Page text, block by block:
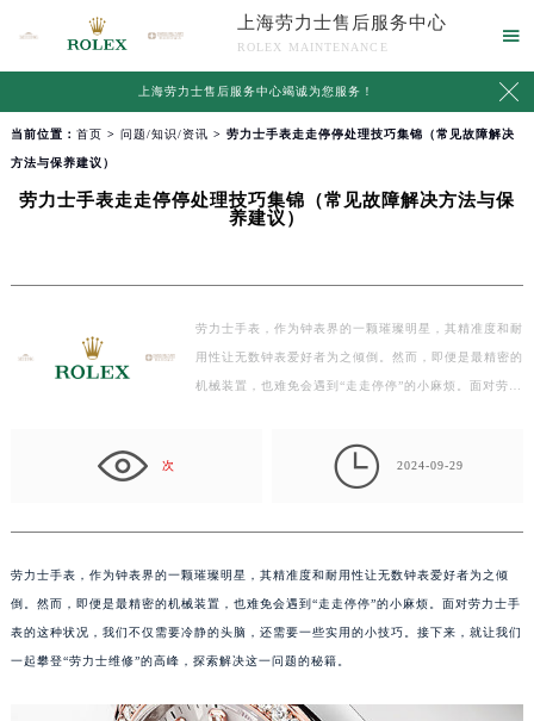
上海劳力士售后服务中心
ROLEX MAINTENANCE

上海劳力士售后服务中心竭诚为您服务！ 
当前位置： 首页 > 问题/知识/资讯 > 劳力士手表走走停停处理技巧集锦（常见故障解决
方法与保养建议）
劳力士手表走走停停处理技巧集锦（常见故障解决方法与保
养建议）
劳力士手表，作为钟表界的一颗璀璨明星，其精准度和耐
用性让无数钟表爱好者为之倾倒。然而，即便是最精密的
机械装置，也难免会遇到“走走停停”的小麻烦。面对劳…
次  2024-09-29
劳力士手表，作为钟表界的一颗璀璨明星，其精准度和耐用性让无数钟表爱好者为之倾
倒。然而，即便是最精密的机械装置，也难免会遇到“走走停停”的小麻烦。面对劳力士手
表的这种状况，我们不仅需要冷静的头脑，还需要一些实用的小技巧。接下来，就让我们
一起攀登“劳力士维修”的高峰，探索解决这一问题的秘籍。